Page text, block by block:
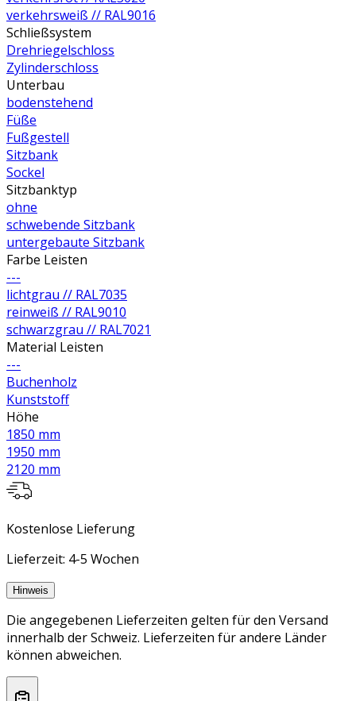
verkehrsweiß // RAL9016
Schließsystem
Drehriegelschloss
Zylinderschloss
Unterbau
bodenstehend
Füße
Fußgestell
Sitzbank
Sockel
Sitzbanktyp
ohne
schwebende Sitzbank
untergebaute Sitzbank
Farbe Leisten
---
lichtgrau // RAL7035
reinweiß // RAL9010
schwarzgrau // RAL7021
Material Leisten
---
Buchenholz
Kunststoff
Höhe
1850 mm
1950 mm
2120 mm
Kostenlose Lieferung
Lieferzeit: 4-5 Wochen
Hinweis
Die angegebenen Lieferzeiten gelten für den Versand
innerhalb der Schweiz. Lieferzeiten für andere Länder
können abweichen.